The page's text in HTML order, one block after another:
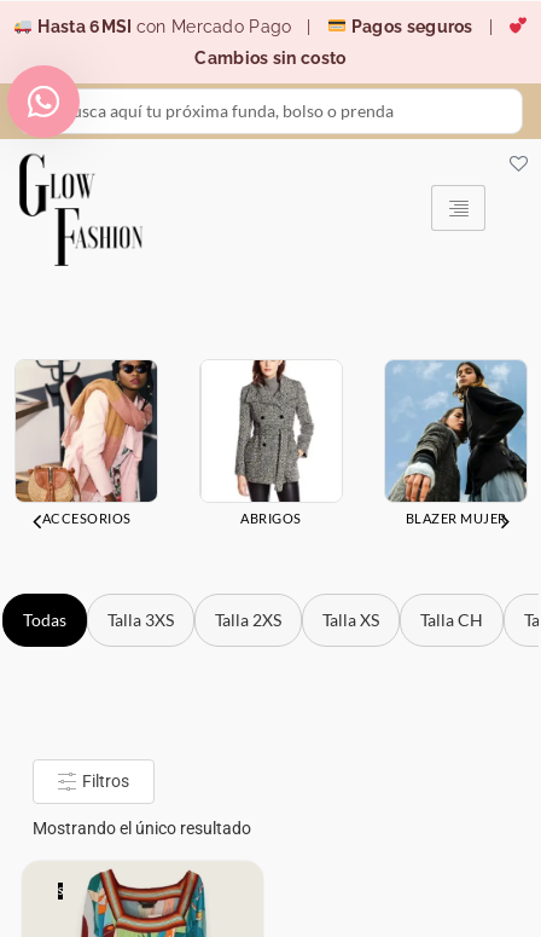
contenido
Hasta 6MSI con Mercado Pago | Pagos seguros
Cambios sin costo
Search
...
ACCESORIOS ABRIGOS BLAZER MUJER
Todas Talla 3XS Talla 2XS Talla XS Talla CH
Filtros
Mostrando el único resultado
S